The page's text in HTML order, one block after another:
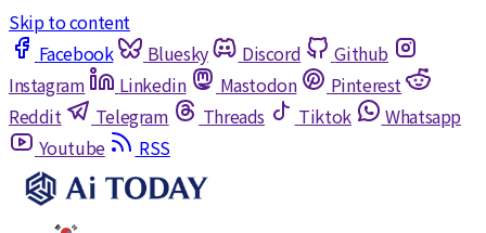
Skip to content
Facebook
Bluesky Discord
Github
Instagram
Linkedin Mastodon
Pinterest
Reddit
Telegram Threads Tiktok
Whatsapp
Youtube
RSS